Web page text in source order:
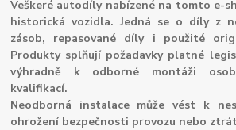
Veškeré autodíly nabízené na tomto e-
historická vozidla. Jedná se o díly z
zásob, repasované díly i použité
Produkty splňují požadavky platné
výhradně k odborné montáži
kvalifikací.
Neodborná instalace může vést k
ohrožení bezpečnosti provozu nebo